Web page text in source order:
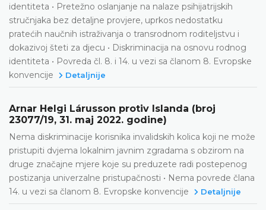
identiteta • Pretežno oslanjanje na nalaze psihijatrijskih
stručnjaka bez detaljne provjere, uprkos nedostatku
pratećih naučnih istraživanja o transrodnom roditeljstvu i
dokazivoj šteti za djecu • Diskriminacija na osnovu rodnog
identiteta • Povreda čl. 8. i 14. u vezi sa članom 8. Evropske
konvencije
Detaljnije
Arnar Helgi Lárusson protiv Islanda (broj
23077/19, 31. maj 2022. godine)
Nema diskriminacije korisnika invalidskih kolica koji ne može
pristupiti dvjema lokalnim javnim zgradama s obzirom na
druge značajne mjere koje su preduzete radi postepenog
postizanja univerzalne pristupačnosti • Nema povrede člana
14. u vezi sa članom 8. Evropske konvencije
Detaljnije